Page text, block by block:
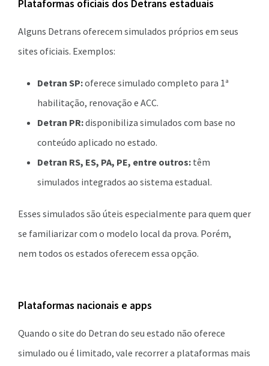
Plataformas oficiais dos Detrans estaduais
Alguns Detrans oferecem simulados próprios em seus
sites oficiais. Exemplos:
Detran SP:oferece simulado completo para 1ª
habilitação, renovação e ACC.
Detran PR:disponibiliza simulados com base no
conteúdo aplicado no estado.
Detran RS, ES, PA, PE, entre outros: têm
simulados integrados ao sistema estadual.
Esses simulados são úteis especialmente para quem quer
se familiarizar com o modelo local da prova. Porém,
nem todos os estados oferecem essa opção.
Plataformas nacionais e apps
Quando o site do Detran do seu estado não oferece
simulado ou é limitado, vale recorrer a plataformas mais